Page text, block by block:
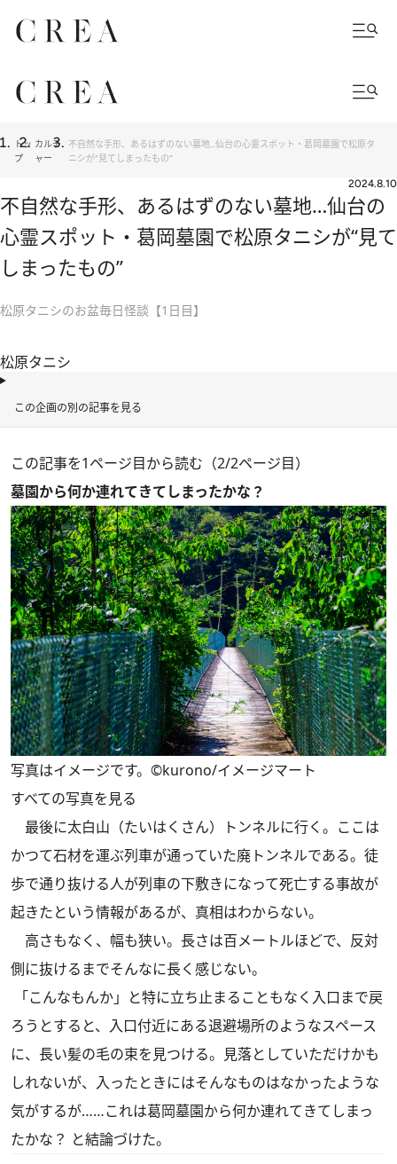
トッ
プ
カルチ
ャー
不自然な手形、あるはずのない墓地…仙台の心霊スポット・葛岡墓園で松原タ
ニシが“見てしまったもの”
2024.8.10
不自然な手形、あるはずのない墓地…仙台の
心霊スポット・葛岡墓園で松原タニシが“見て
しまったもの”
松原タニシのお盆毎日怪談【1日目】
松原タニシ
この企画の別の記事を見る
この記事を1ページ目から読む（2/2ページ目）
墓園から何か連れてきてしまったかな？
写真はイメージです。©kurono/イメージマート
すべての写真を見る
最後に太白山（たいはくさん）トンネルに行く。ここは
かつて石材を運ぶ列車が通っていた廃トンネルである。徒
歩で通り抜ける人が列車の下敷きになって死亡する事故が
起きたという情報があるが、真相はわからない。
高さもなく、幅も狭い。長さは百メートルほどで、反対
側に抜けるまでそんなに長く感じない。
「こんなもんか」と特に立ち止まることもなく入口まで戻
ろうとすると、入口付近にある退避場所のようなスペース
に、長い髪の毛の束を見つける。見落としていただけかも
しれないが、入ったときにはそんなものはなかったような
気がするが……これは葛岡墓園から何か連れてきてしまっ
たかな？ と結論づけた。